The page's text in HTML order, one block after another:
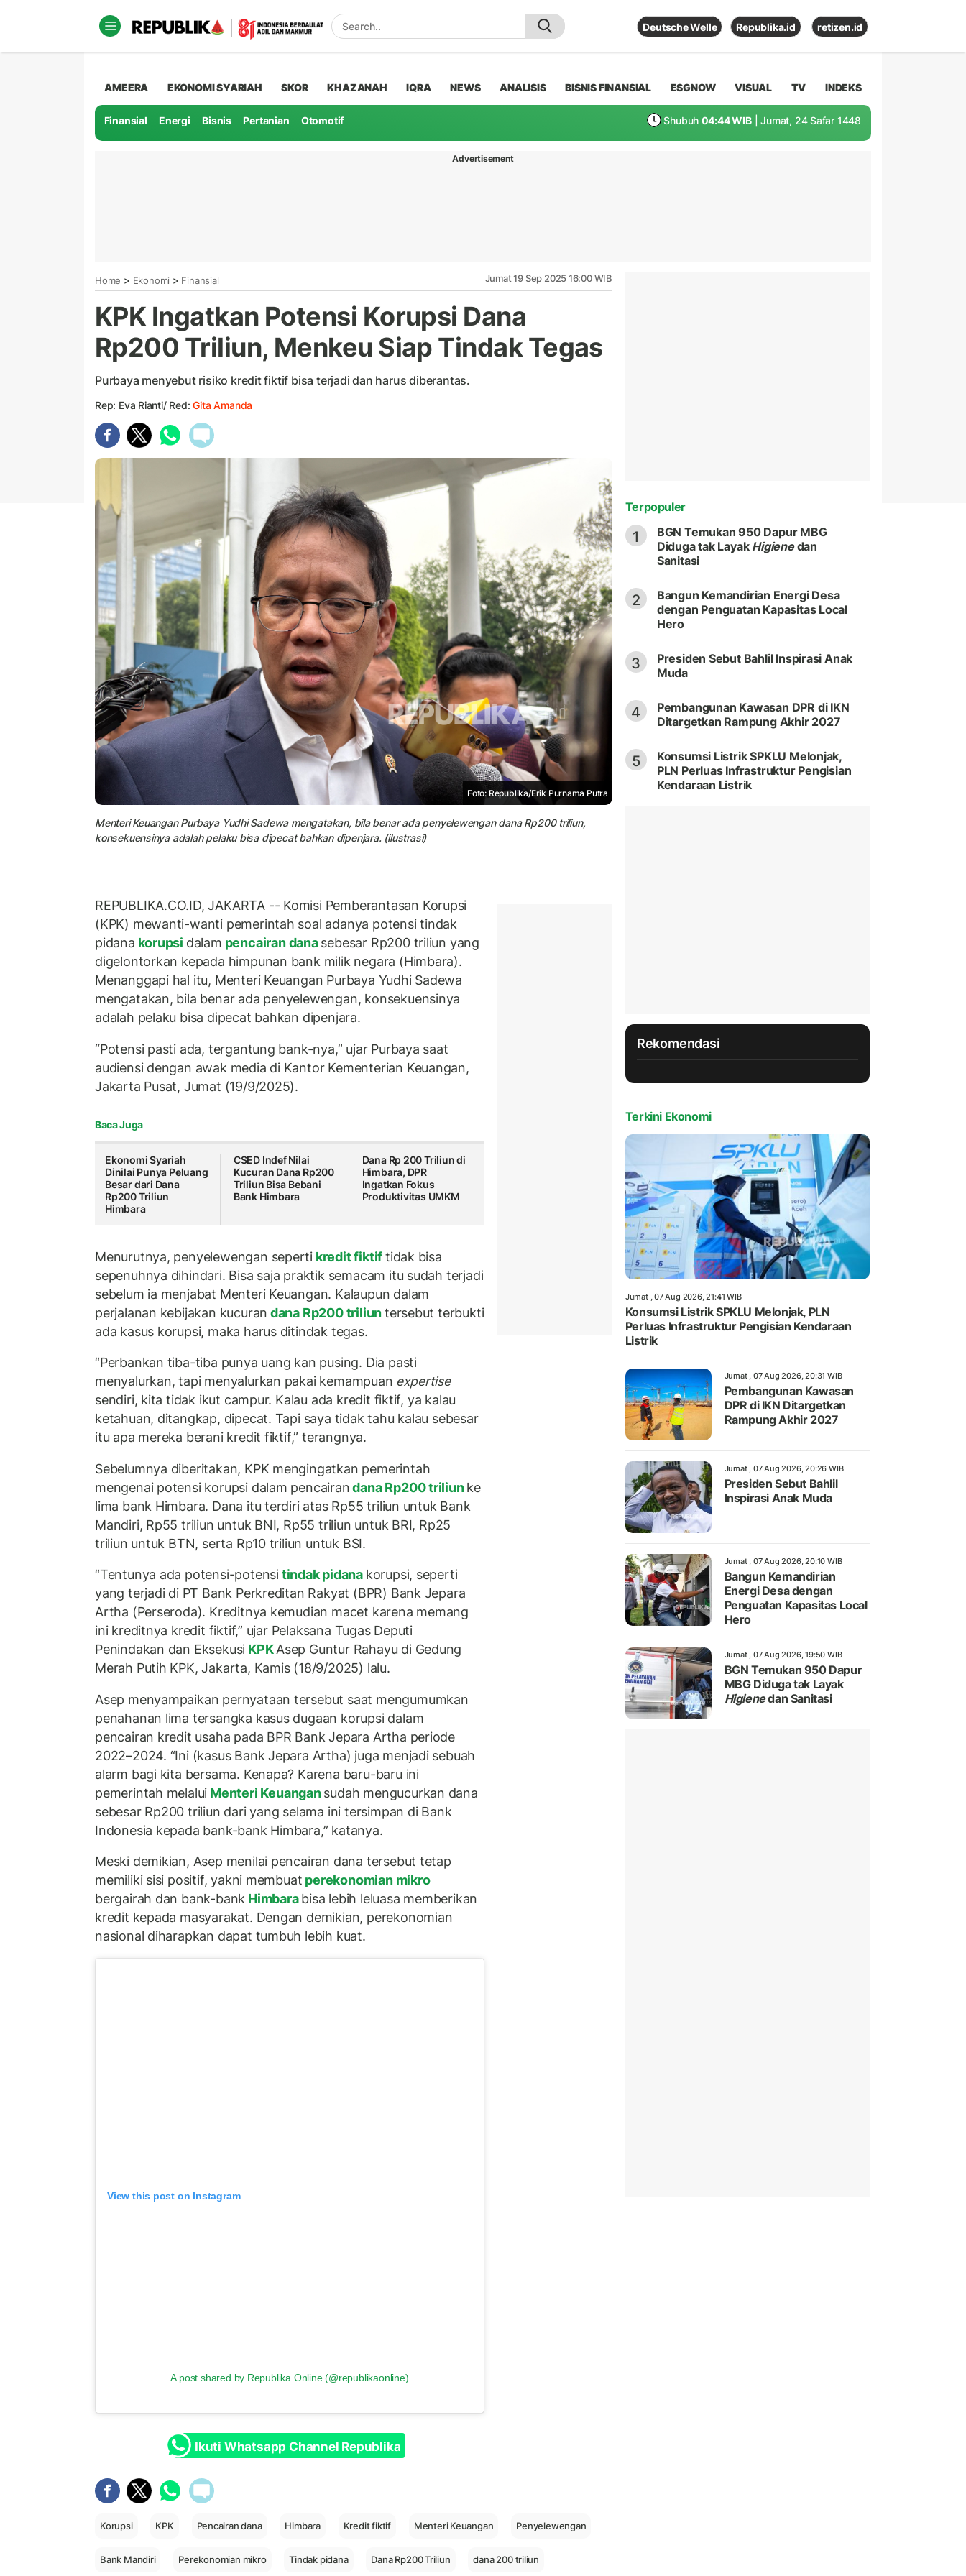
Deutsche Welle Republika.id retizen.id
AMEERA EKONOMI SYARIAH SKOR KHAZANAH IQRA NEWS ANALISIS BISNIS FINANSIAL ESGNOW VISUAL TV INDEKS
Finansial Energi Bisnis Pertanian Otomotif Shubuh 04:44 WIB | Jumat, 24 Safar 1448
Advertisement
Home > Ekonomi > Finansial Jumat 19 Sep 2025 16:00 WIB
KPK Ingatkan Potensi Korupsi Dana
Rp200 Triliun, Menkeu Siap Tindak Tegas
Purbaya menyebut risiko kredit fiktif bisa terjadi dan harus diberantas.
Rep: Eva Rianti/ Red:Gita Amanda
Foto: Republika/Erik Purnama Putra
Menteri Keuangan Purbaya Yudhi Sadewa mengatakan, bila benar ada penyelewengan dana Rp200 triliun,
konsekuensinya adalah pelaku bisa dipecat bahkan dipenjara. (ilustrasi)
REPUBLIKA.CO.ID, JAKARTA -- Komisi Pemberantasan Korupsi
(KPK) mewanti-wanti pemerintah soal adanya potensi tindak
pidana korupsi dalam pencairan danasebesar Rp200 triliun yang
digelontorkan kepada himpunan bank milik negara (Himbara).
Menanggapi hal itu, Menteri Keuangan Purbaya Yudhi Sadewa
mengatakan, bila benar ada penyelewengan, konsekuensinya
adalah pelaku bisa dipecat bahkan dipenjara.
“Potensi pasti ada, tergantung bank-nya,” ujar Purbaya saat
audiensi dengan awak media di Kantor Kementerian Keuangan,
Jakarta Pusat, Jumat (19/9/2025).
Baca Juga
Ekonomi Syariah
Dinilai Punya Peluang
Besar dari Dana
Rp200 Triliun
Himbara
CSED Indef Nilai
Kucuran Dana Rp200
Triliun Bisa Bebani
Bank Himbara
Dana Rp 200 Triliun di
Himbara, DPR
Ingatkan Fokus
Produktivitas UMKM
Menurutnya, penyelewengan seperti kredit fiktiftidak bisa
sepenuhnya dihindari. Bisa saja praktik semacam itu sudah terjadi
sebelum ia menjabat Menteri Keuangan. Kalaupun dalam
perjalanan kebijakan kucuran dana Rp200 triliuntersebut terbukti
ada kasus korupsi, maka harus ditindak tegas.
“Perbankan tiba-tiba punya uang kan pusing. Dia pasti
menyalurkan, tapi menyalurkan pakai kemampuan expertise
sendiri, kita tidak ikut campur. Kalau ada kredit fiktif, ya kalau
ketahuan, ditangkap, dipecat. Tapi saya tidak tahu kalau sebesar
itu apa mereka berani kredit fiktif,” terangnya.
Sebelumnya diberitakan, KPK mengingatkan pemerintah
mengenai potensi korupsi dalam pencairandana Rp200 triliunke
lima bank Himbara. Dana itu terdiri atas Rp55 triliun untuk Bank
Mandiri, Rp55 triliun untuk BNI, Rp55 triliun untuk BRI, Rp25
triliun untuk BTN, serta Rp10 triliun untuk BSI.
“Tentunya ada potensi-potensitindak pidana korupsi, seperti
yang terjadi di PT Bank Perkreditan Rakyat (BPR) Bank Jepara
Artha (Perseroda). Kreditnya kemudian macet karena memang
ini kreditnya kredit fiktif,” ujar Pelaksana Tugas Deputi
Penindakan dan Eksekusi KPKAsep Guntur Rahayu di Gedung
Merah Putih KPK, Jakarta, Kamis (18/9/2025) lalu.
Asep menyampaikan pernyataan tersebut saat mengumumkan
penahanan lima tersangka kasus dugaan korupsi dalam
pencairan kredit usaha pada BPR Bank Jepara Artha periode
2022–2024. “Ini (kasus Bank Jepara Artha) juga menjadi sebuah
alarm bagi kita bersama. Kenapa? Karena baru-baru ini
pemerintah melalui Menteri Keuangansudah mengucurkan dana
sebesar Rp200 triliun dari yang selama ini tersimpan di Bank
Indonesia kepada bank-bank Himbara,” katanya.
Meski demikian, Asep menilai pencairan dana tersebut tetap
memiliki sisi positif, yakni membuat perekonomian mikro
bergairah dan bank-bank Himbarabisa lebih leluasa memberikan
kredit kepada masyarakat. Dengan demikian, perekonomian
nasional diharapkan dapat tumbuh lebih kuat.
View this post on Instagram
A post shared by Republika Online (@republikaonline)
Ikuti Whatsapp Channel Republika
Korupsi KPK Pencairan dana Himbara Kredit fiktif Menteri Keuangan Penyelewengan
Bank Mandiri Perekonomian mikro Tindak pidana Dana Rp200 Triliun dana 200 triliun
Terpopuler
1
BGN Temukan 950 Dapur MBG
Diduga tak Layak Higienedan
Sanitasi
2
Bangun Kemandirian Energi Desa
dengan Penguatan Kapasitas Local
Hero
3
Presiden Sebut Bahlil Inspirasi Anak
Muda
4
Pembangunan Kawasan DPR di IKN
Ditargetkan Rampung Akhir 2027
5
Konsumsi Listrik SPKLU Melonjak,
PLN Perluas Infrastruktur Pengisian
Kendaraan Listrik
Rekomendasi
Terkini Ekonomi
Jumat , 07 Aug 2026, 21:41 WIB
Konsumsi Listrik SPKLU Melonjak, PLN
Perluas Infrastruktur Pengisian Kendaraan
Listrik
Jumat , 07 Aug 2026, 20:31 WIB
Pembangunan Kawasan
DPR di IKN Ditargetkan
Rampung Akhir 2027
Jumat , 07 Aug 2026, 20:26 WIB
Presiden Sebut Bahlil
Inspirasi Anak Muda
Jumat , 07 Aug 2026, 20:10 WIB
Bangun Kemandirian
Energi Desa dengan
Penguatan Kapasitas Local
Hero
Jumat , 07 Aug 2026, 19:50 WIB
BGN Temukan 950 Dapur
MBG Diduga tak Layak
Higienedan Sanitasi